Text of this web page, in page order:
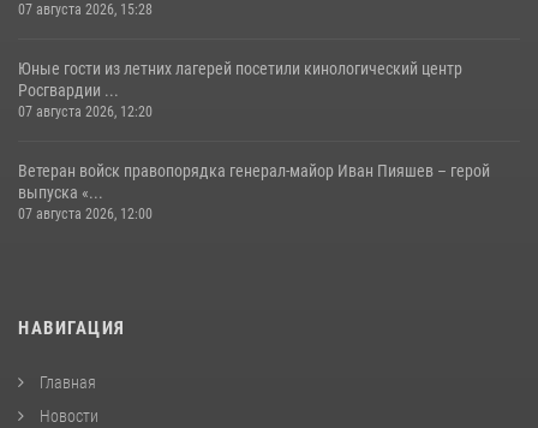
07 августа 2026, 15:28
Юные гости из летних лагерей посетили кинологический центр
Росгвардии ...
07 августа 2026, 12:20
Ветеран войск правопорядка генерал-майор Иван Пияшев – герой
выпуска «...
07 августа 2026, 12:00
НАВИГАЦИЯ
Главная
Новости